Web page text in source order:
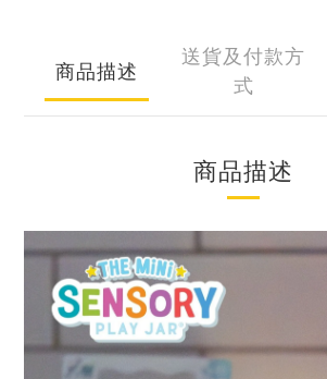
商品描述
送貨及付款方
式
商品描述